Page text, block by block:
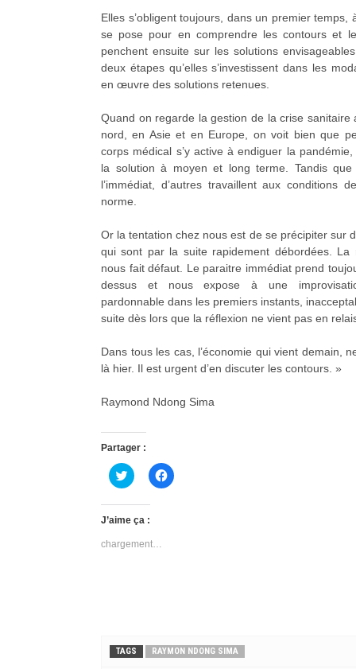
Elles s’obligent toujours, dans un premier temps,
se pose pour en comprendre les contours et
penchent ensuite sur les solutions
deux étapes qu’elles s’investissent dans les
en œuvre des solutions retenues.
Quand on regarde la gestion de la crise sanitaire
nord, en Asie et en Europe, on voit bien que
corps médical s’y active à endiguer la
la solution à moyen et long terme. Tandis que
l’immédiat, d’autres travaillent aux conditions
norme.
Or la tentation chez nous est de se précipiter sur
qui sont par la suite rapidement débordées. La
nous fait défaut. Le paraitre immédiat prend
dessus et nous expose à une
pardonnable dans les premiers instants,
suite dès lors que la réflexion ne vient pas en
Dans tous les cas, l’économie qui vient demain,
là hier. Il est urgent d’en discuter les contours. »
Raymond Ndong Sima
Partager :
C
l
q
u
e
p
e
r
C
l
e
r
J’aime ça :
chargement…
TAGS RAYMON NDONG SIMA